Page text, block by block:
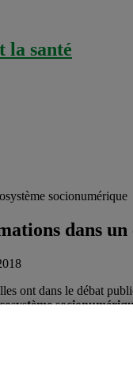
la santé
socionumérique
dans un
ont dans le débat
de contenus. Ils
qui les sous-
et illustre comment